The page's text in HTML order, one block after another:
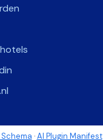
·AI Plugin Manifest